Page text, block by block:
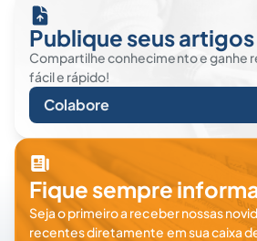
Publique seus artigos
Compartilhe conhecimento e ganhe
fácil e rápido!
Colabore
Fique sempre
Seja o primeiro a receber nossas
recentes diretamente em sua caixa